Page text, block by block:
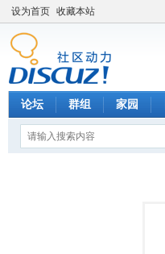
设为首页 收藏本站
论坛 群组 家园